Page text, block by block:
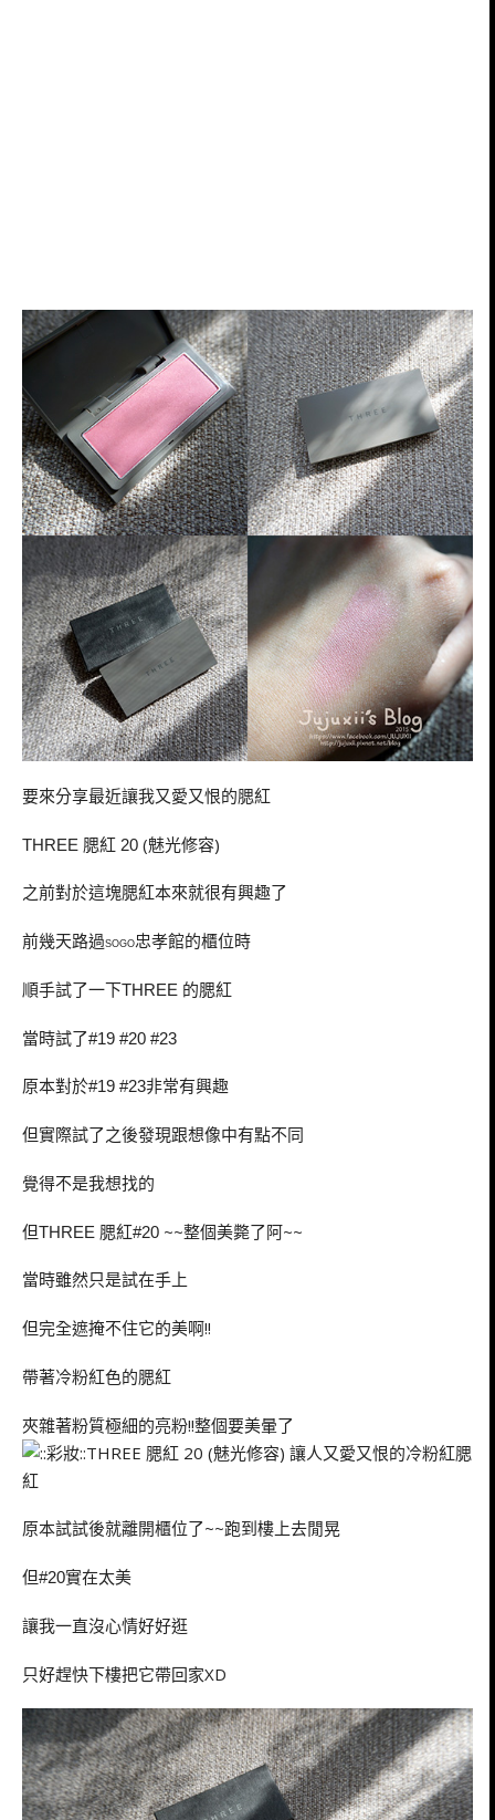
要來分享最近讓我又愛又恨的腮紅
THREE 腮紅 20 (魅光修容)
之前對於這塊腮紅本來就很有興趣了
前幾天路過SOGO忠孝館的櫃位時
順手試了一下THREE 的腮紅
當時試了#19 #20 #23
原本對於#19 #23非常有興趣
但實際試了之後發現跟想像中有點不同
覺得不是我想找的
但THREE 腮紅#20 ~~整個美斃了阿~~
當時雖然只是試在手上
但完全遮掩不住它的美啊!!
帶著冷粉紅色的腮紅
夾雜著粉質極細的亮粉!!整個要美暈了
原本試試後就離開櫃位了~~跑到樓上去閒晃
但#20實在太美
讓我一直沒心情好好逛
只好趕快下樓把它帶回家XD